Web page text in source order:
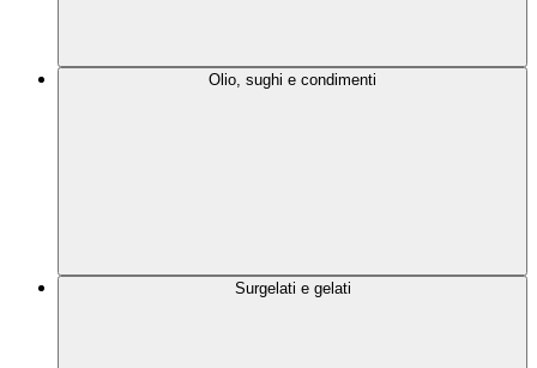
Olio, sughi e condimenti
Surgelati e gelati